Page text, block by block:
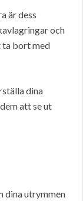
är dess
och
ta bort med
dina
att se ut
dina utrymmen